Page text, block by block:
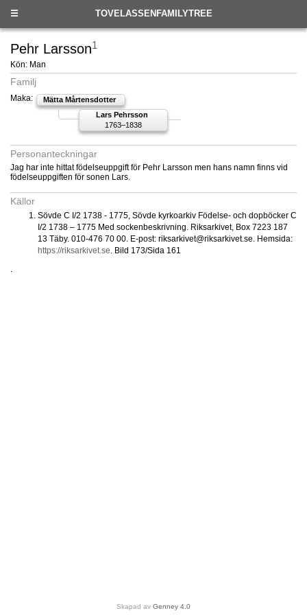
TOVELASSENFAMILYTREE
☰
Pehr Larsson1
Kön: Man
Familj
Maka:
Mätta Mårtensdotter
Lars Pehrsson
1763–1838
Personanteckningar
Jag har inte hittat födelseuppgift för Pehr Larsson men hans namn finns vid
födelseuppgiften för sonen Lars.
Källor
Sövde C I/2 1738 - 1775, Sövde kyrkoarkiv Födelse- och dopböcker C
I/2 1738 – 1775 Med sockenbeskrivning. Riksarkivet, Box 7223 187
13 Täby. 010-476 70 00. E-post: riksarkivet@riksarkivet.se. Hemsida:
https://riksarkivet.se. Bild 173/Sida 161
.
Skapad av Genney 4.0